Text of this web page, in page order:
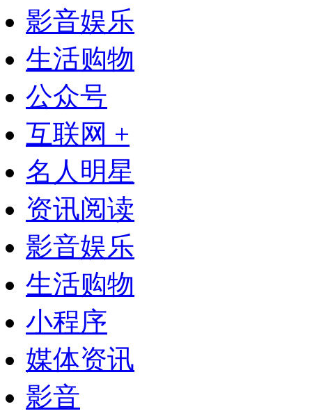
影音娱乐
生活购物
公众号
互联网 +
名人明星
资讯阅读
影音娱乐
生活购物
小程序
媒体资讯
影音